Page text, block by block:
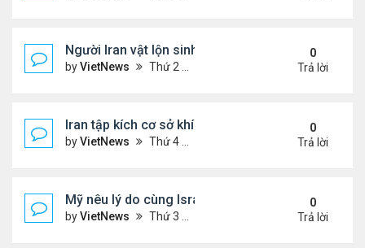
Người Iran vật lộn sinh tồn giữa chiến sự
byVietNews Thứ 2 Tháng 3 30, 2026 4:55 pm
0
Trả lời
Iran tập kích cơ sở khí LNG lớn nhất thế giới ở
byVietNews Thứ 4 Tháng 3 18, 2026 5:56 pm
0
Trả lời
Mỹ nêu lý do cùng Israel không kích Iran
byVietNews Thứ 3 Tháng 3 03, 2026 6:39 pm
0
Trả lời